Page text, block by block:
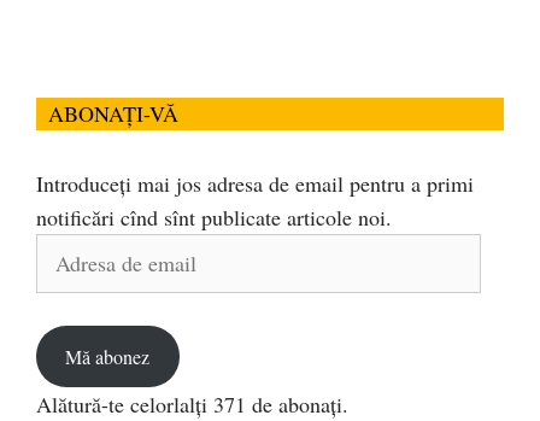
ABONAȚI-VĂ
Introduceți mai jos adresa de email pentru a primi
notificări cînd sînt publicate articole noi.
Adresa
Mă abonez
Alătură-te celorlalți 371 de abonați.